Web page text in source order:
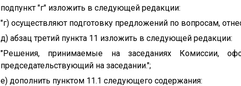
подпункт "г" изложить в следующей редакции:
"г) осуществляют подготовку предложений по вопросам,
д) абзац третий пункта 11 изложить в следующей редакции:
"Решения, принимаемые на заседаниях Комиссии,
председательствующий на заседании.";
е) дополнить пунктом 11.1 следующего содержания: